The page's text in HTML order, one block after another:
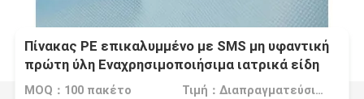
Πίνακας PE επικαλυμμένο με SMS μη υφαντική
πρώτη ύλη Εναχρησιμοποιήσιμα ιατρικά είδη
MOQ：100 πακέτο Τιμή：Διαπραγματεύσιμα